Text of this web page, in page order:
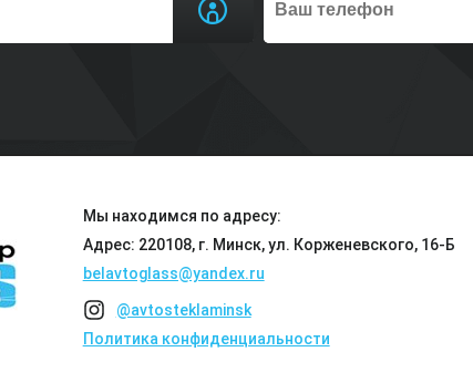
Мы находимся по адресу:
Адрес: 220108, г. Минск, ул. Корженевского, 16-Б
belavtoglass@yandex.ru
@avtosteklaminsk
Политика конфиденциальности